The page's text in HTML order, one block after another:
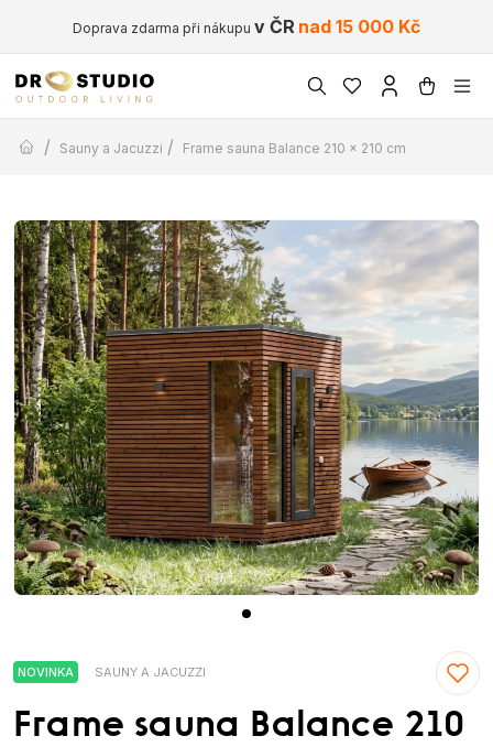
Doprava zdarma při nákupu v ČR nad 15 000 Kč
/ Sauny a Jacuzzi / Frame sauna Balance 210 × 210 cm
NOVINKA SAUNY A JACUZZI
Frame sauna Balance 210